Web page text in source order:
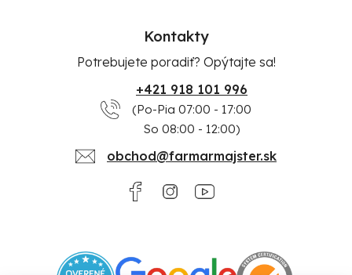
Kontakty
Potrebujete poradiť? Opýtajte sa!
+421 918 101 996
(Po-Pia 07:00 - 17:00
So 08:00 - 12:00)
obchod@farmarmajster.sk